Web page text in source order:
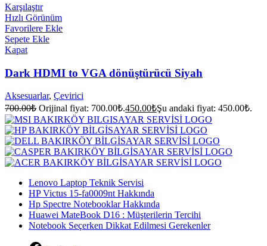
Karşılaştır
Hızlı Görünüm
Favorilere Ekle
Sepete Ekle
Kapat
Dark HDMI to VGA dönüştürücü Siyah
Aksesuarlar, Çevirici
700.00₺ Orijinal fiyat: 700.00₺.450.00₺Şu andaki fiyat: 450.00₺.
Lenovo Laptop Teknik Servisi
HP Victus 15-fa0009nt Hakkında
Hp Spectre Notebooklar Hakkında
Huawei MateBook D16 : Müşterilerin Tercihi
Notebook Seçerken Dikkat Edilmesi Gerekenler